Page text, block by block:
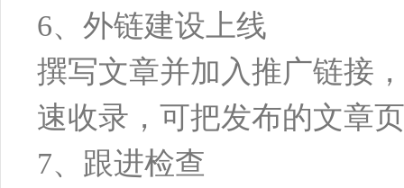
6、外链建设上线
撰写文章并加入推广链接
速收录，可把发布的文章
7、跟进检查